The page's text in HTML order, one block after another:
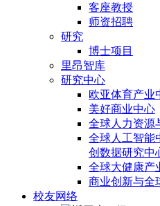
客座教授
师资招聘
研究
博士项目
里昂智库
研究中心
欧亚体育产业
美好商业中心
全球人力资源
全球人工智能
创数据研究中
全球大健康产
商业创新与全
校友网络